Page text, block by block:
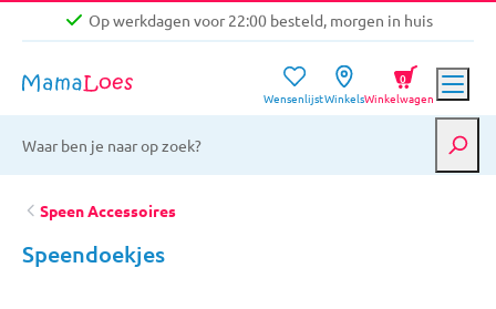
Op werkdagen voor 22:00 besteld, morgen in huis
Gratis verzending vanaf €39,-
Op werkdagen voor 22:00 besteld, morgen in huis
WensenlijstWinkelsWinkelwagen
0
Speen Accessoires
Speendoekjes